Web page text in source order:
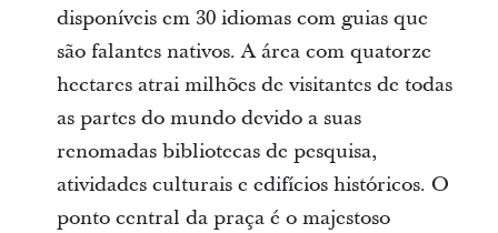
disponíveis em 30 idiomas com guias que
são falantes nativos. A área com quatorze
hectares atrai milhões de visitantes de todas
as partes do mundo devido a suas
renomadas bibliotecas de pesquisa,
atividades culturais e edifícios históricos. O
ponto central da praça é o majestoso